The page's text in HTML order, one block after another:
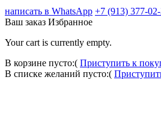
написать в WhatsApp +7 (913) 377-
Ваш заказ Избранное
Your cart is currently empty.
В корзине пусто:( Приступить к
В списке желаний пусто:(